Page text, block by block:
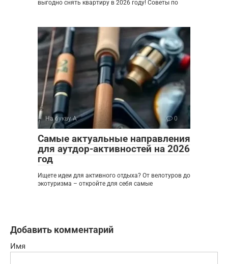
выгодно снять квартиру в 2026 году! Советы по
На букву А 0
Самые актуальные направления
для аутдор-активностей на 2026
год
Ищете идеи для активного отдыха? От велотуров до
экотуризма – откройте для себя самые
Добавить комментарий
Имя